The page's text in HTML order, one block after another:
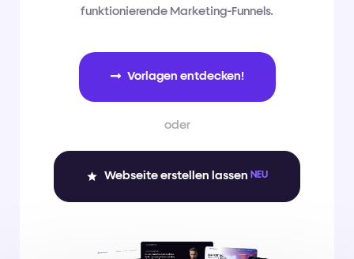
funktionierende Marketing-Funnels.
Vorlagen entdecken!
oder
Webseite erstellen lassen NEU